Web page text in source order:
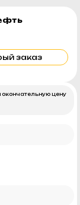
заказ
окончательную цену